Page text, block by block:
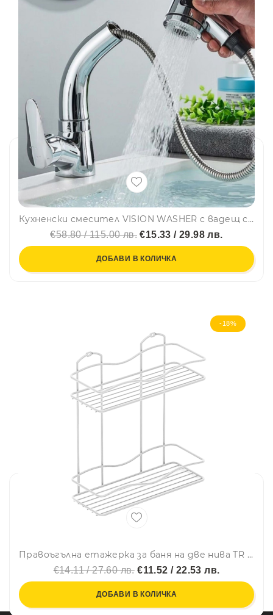
Кухненски смесител VISION WASHER с вадещ се чучур, повдигащо се тяло и аераторна глава
€58.80 / 115.00 лв. €15.33 / 29.98 лв.
ДОБАВИ В КОЛИЧКА
-18%
Правоъгълна етажерка за баня на две нива TR BK 012, 30х13х35 см, Закрепване с дюбел, Бял
€14.11 / 27.60 лв.€11.52 / 22.53 лв.
ДОБАВИ В КОЛИЧКА